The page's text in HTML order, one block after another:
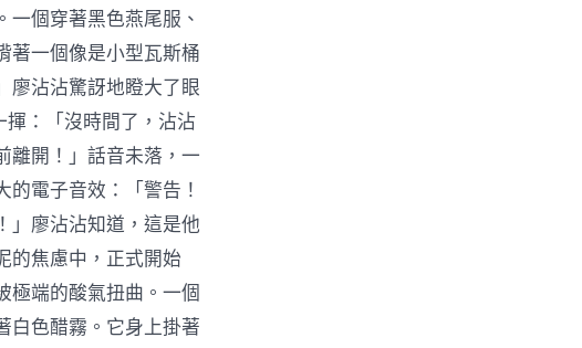
個穿著黑色燕尾服、
著一個像是小型瓦斯桶
沾沾驚訝地瞪大了眼
：「沒時間了，沾沾
離開！」話音未落，一
電子音效：「警告！
」廖沾沾知道，這是他
的焦慮中，正式開始
極端的酸氣扭曲。一個
白色醋霧。它身上掛著